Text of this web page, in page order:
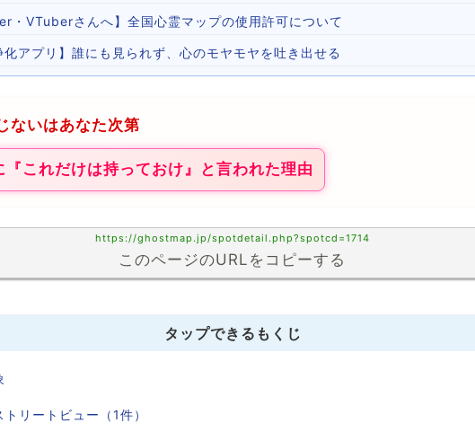
・VTuberさんへ】全国心霊マップの使用許可について
化アプリ】誰にも見られず、心のモヤモヤを吐き出せる
ないはあなた次第
『これだけは持っておけ』と言われた理由
https://ghostmap.jp/spotdetail.php?spotcd=1714
このページのURLをコピーする
タップできるもくじ
リートビュー（1件）